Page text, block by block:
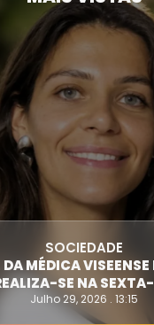
SOCIEDADE
DA MÉDICA
SE NA
Julho 29, 2026 . 13:15